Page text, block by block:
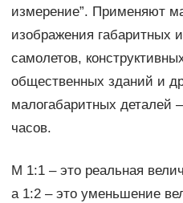
измерение”. Применяют
изображения габаритных
самолетов,
общественных зданий и
малогабаритных деталей
часов.
М 1:1 – это реальная
а 1:2 – это уменьшение